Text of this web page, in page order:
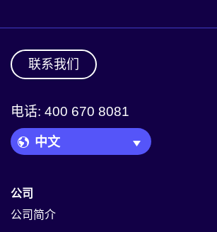
联系我们
电话: 400 670 8081
Language Picker
公司
公司简介